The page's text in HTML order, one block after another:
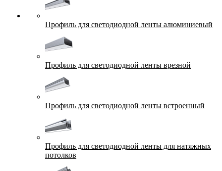
Профиль для светодиодной ленты алюминиевый
Профиль для светодиодной ленты врезной
Профиль для светодиодной ленты встроенный
Профиль для светодиодной ленты для натяжных
потолков